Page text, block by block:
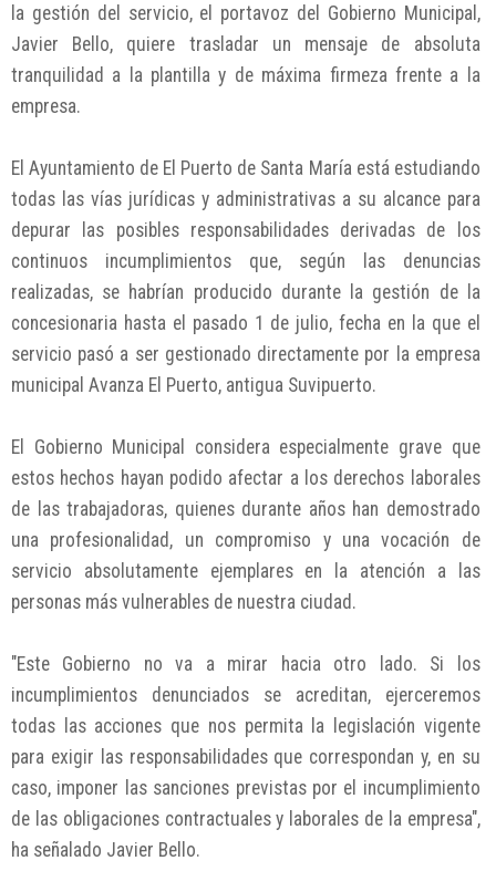
la gestión del servicio, el portavoz del Gobierno Municipal,
Javier Bello, quiere trasladar un mensaje de absoluta
tranquilidad a la plantilla y de máxima firmeza frente a la
empresa.
El Ayuntamiento de El Puerto de Santa María está estudiando
todas las vías jurídicas y administrativas a su alcance para
depurar las posibles responsabilidades derivadas de los
continuos incumplimientos que, según las denuncias
realizadas, se habrían producido durante la gestión de la
concesionaria hasta el pasado 1 de julio, fecha en la que el
servicio pasó a ser gestionado directamente por la empresa
municipal Avanza El Puerto, antigua Suvipuerto.
El Gobierno Municipal considera especialmente grave que
estos hechos hayan podido afectar a los derechos laborales
de las trabajadoras, quienes durante años han demostrado
una profesionalidad, un compromiso y una vocación de
servicio absolutamente ejemplares en la atención a las
personas más vulnerables de nuestra ciudad.
"Este Gobierno no va a mirar hacia otro lado. Si los
incumplimientos denunciados se acreditan, ejerceremos
todas las acciones que nos permita la legislación vigente
para exigir las responsabilidades que correspondan y, en su
caso, imponer las sanciones previstas por el incumplimiento
de las obligaciones contractuales y laborales de la empresa",
ha señalado Javier Bello.